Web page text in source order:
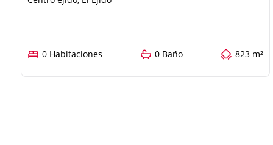
0 Habitaciones 0 Baño 823 m²